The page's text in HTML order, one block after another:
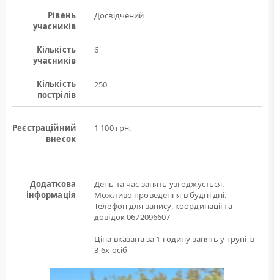
Рівень
учасників
Досвідчений
Кількість
учасників
6
Кількість
пострілів
250
Реєстраційний
внесок
1 100 грн.
Додаткова
інформація
День та час занять узгоджується.
Можливо проведення в будні дні.
Телефон для запису, координації та
довідок 0672096607
Ціна вказана за 1 годину занять у групі із
3-6х осіб